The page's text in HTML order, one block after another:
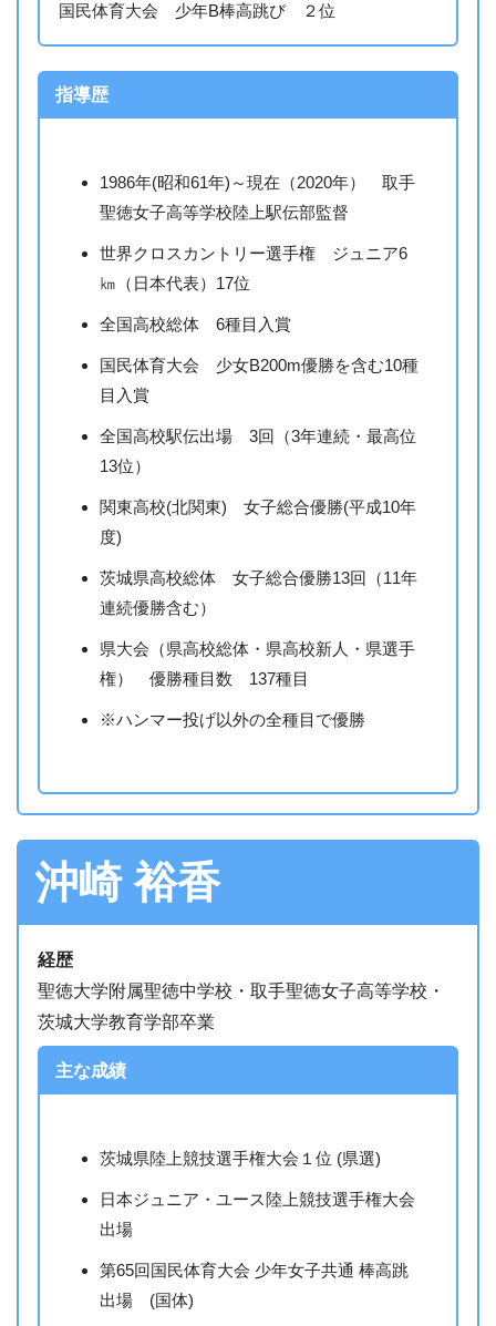
国民体育大会 少年B棒高跳び ２位
指導歴
1986年(昭和61年)～現在（2020年） 取手
聖徳女子高等学校陸上駅伝部監督
世界クロスカントリー選手権 ジュニア6
㎞（日本代表）17位
全国高校総体 6種目入賞
国民体育大会 少女B200m優勝を含む10種
目入賞
全国高校駅伝出場 3回（3年連続・最高位
13位）
関東高校(北関東) 女子総合優勝(平成10年
度)
茨城県高校総体 女子総合優勝13回（11年
連続優勝含む）
県大会（県高校総体・県高校新人・県選手
権） 優勝種目数 137種目
※ハンマー投げ以外の全種目で優勝
沖崎 裕香
経歴
聖徳大学附属聖徳中学校・取手聖徳女子高等学校・
茨城大学教育学部卒業
主な成績
茨城県陸上競技選手権大会１位 (県選)
日本ジュニア・ユース陸上競技選手権大会
出場
第65回国民体育大会 少年女子共通 棒高跳
出場 (国体)